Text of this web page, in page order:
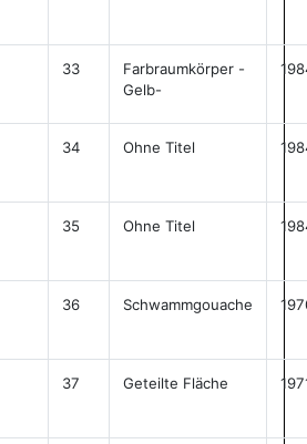
33
Farbraumkörper -
Gelb-
34 Ohne Titel
35 Ohne Titel
36 Schwammgouache
37 Geteilte Fläche